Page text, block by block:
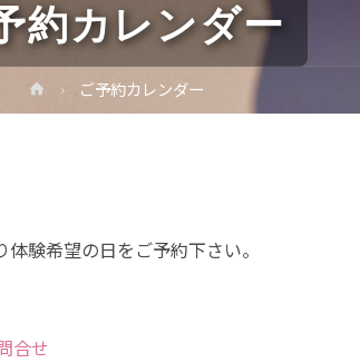
約カレンダー
ホ
ー
ご予約カレンダー
験希望の日をご予約下さい。
合せ